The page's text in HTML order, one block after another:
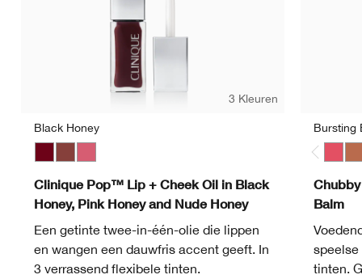
3 Kleuren
Black Honey
Clinique Pop™ Lip + Cheek Oil in Black
Honey, Pink Honey and Nude Honey
Een getinte twee-in-één-olie die lippen
en wangen een dauwfris accent geeft. In
3 verrassend flexibele tinten.
Bursting
Balm
speelse
tinten.